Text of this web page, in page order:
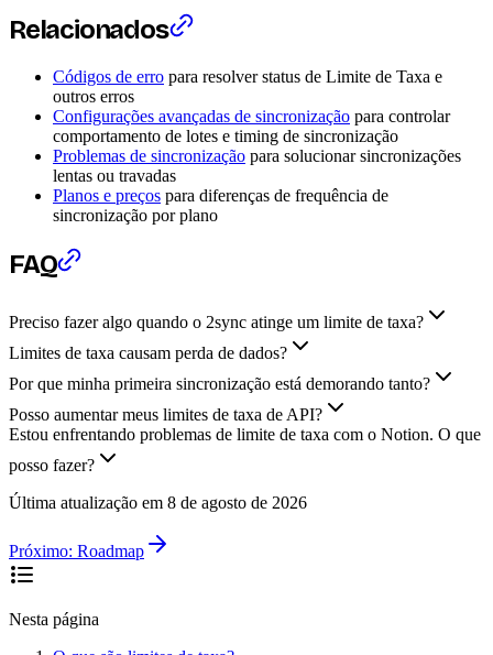
Relacionados
Códigos de erro para resolver status de Limite de Taxa e
outros erros
Configurações avançadas de sincronização para controlar
comportamento de lotes e timing de sincronização
Problemas de sincronização para solucionar sincronizações
lentas ou travadas
Planos e preços para diferenças de frequência de
sincronização por plano
FAQ
Preciso fazer algo quando o 2sync atinge um limite de taxa?
Limites de taxa causam perda de dados?
Por que minha primeira sincronização está demorando tanto?
Posso aumentar meus limites de taxa de API?
Estou enfrentando problemas de limite de taxa com o Notion. O que
posso fazer?
Última atualização em 8 de agosto de 2026
Próximo: Roadmap
Nesta página